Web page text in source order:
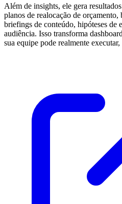
Além de insights, ele gera
planos de realocação de orçamento,
briefings de conteúdo, hipóteses de
audiência. Isso transforma
sua equipe pode realmente